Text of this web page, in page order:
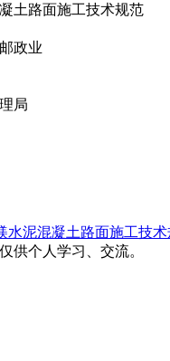
土路面施工技术规范
政业
局
水泥混凝土路面施工技
供个人学习、交流。